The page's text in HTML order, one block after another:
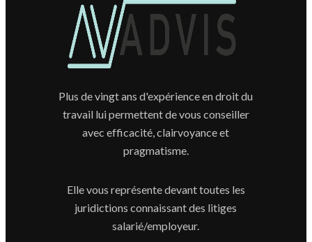
Plus de vingt ans d'expérience en droit du
travail lui permettent de vous conseiller
avec efficacité, clairvoyance et
pragmatisme.
Elle vous représente devant toutes les
juridictions connaissant des litiges
salarié/employeur.